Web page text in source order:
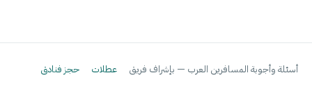
أسئلة وأجوبة المسافرين العرب — بإشراف فريق عطلات حجز فنادق